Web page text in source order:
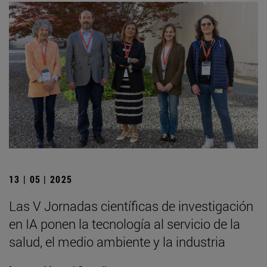
13 | 05 | 2025
Las V Jornadas científicas de investigación
en IA ponen la tecnología al servicio de la
salud, el medio ambiente y la industria